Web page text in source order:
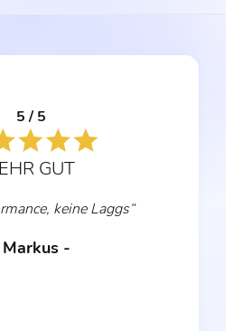
5 / 5
GUT
dass jemand negativ
aber nicht bestätigen.